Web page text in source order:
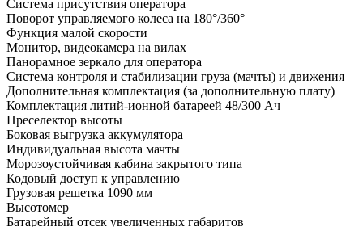
Система присутствия оператора
Поворот управляемого колеса на 180°/360°
Функция малой скорости
Монитор, видеокамера на вилах
Панорамное зеркало для оператора
Система контроля и стабилизации груза (мачты) и движения
Дополнительная комплектация (за дополнительную плату)
Комплектация литий-ионной батареей 48/300 Ач
Преселектор высоты
Боковая выгрузка аккумулятора
Индивидуальная высота мачты
Морозоустойчивая кабина закрытого типа
Кодовый доступ к управлению
Грузовая решетка 1090 мм
Высотомер
Батарейный отсек увеличенных габаритов